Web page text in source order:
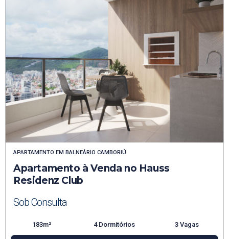
APARTAMENTO EM BALNEÁRIO CAMBORIÚ
Apartamento à Venda no Hauss
Residenz Club
Sob Consulta
183m² 4 Dormitórios 3 Vagas